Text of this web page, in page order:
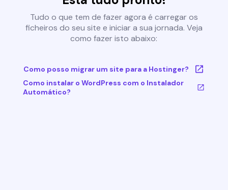
Tudo o que tem de fazer agora é carregar os
ficheiros do seu site e iniciar a sua jornada. Veja
como fazer isto abaixo:
Como posso migrar um site para a Hostinger?
Como instalar o WordPress com o Instalador
Automático?